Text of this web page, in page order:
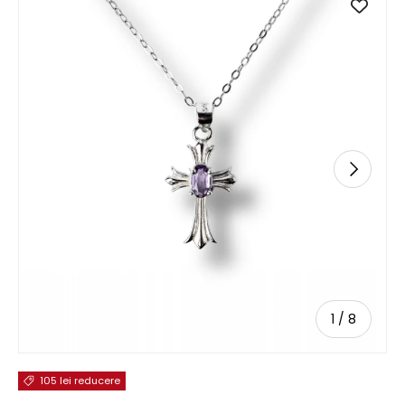
SARI LA INFORMAȚIILE DESPRE PRODUS
1 / de
8
105 lei reducere